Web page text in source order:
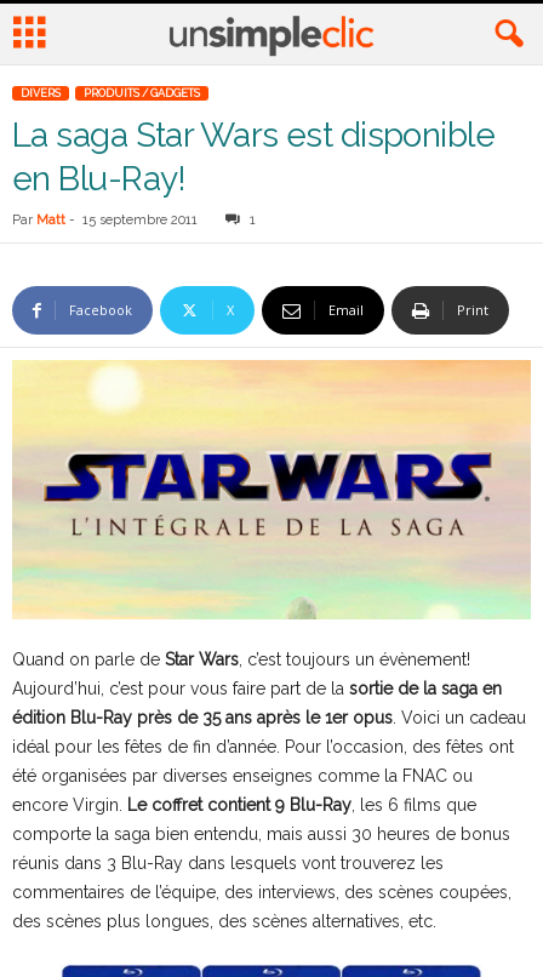
DIVERS PRODUITS / GADGETS
La saga Star Wars est disponible
en Blu-Ray!
Par Matt - 15 septembre 2011 1
Facebook X Email Print
Quand on parle de Star Wars , c’est toujours un évènement!
Aujourd’hui, c’est pour vous faire part de la sortie de la saga en
édition Blu-Ray près de 35 ans après le 1er opus . Voici un cadeau
idéal pour les fêtes de fin d’année. Pour l’occasion, des fêtes ont
été organisées par diverses enseignes comme la FNAC ou
encore Virgin.
Le coffret contient 9 Blu-Ray , les 6 films que
comporte la saga bien entendu, mais aussi 30 heures de bonus
réunis dans 3 Blu-Ray dans lesquels vont trouverez les
commentaires de l’équipe, des interviews, des scènes coupées,
des scènes plus longues, des scènes alternatives, etc.